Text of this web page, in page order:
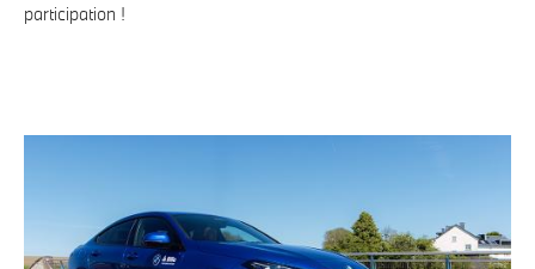
participation !